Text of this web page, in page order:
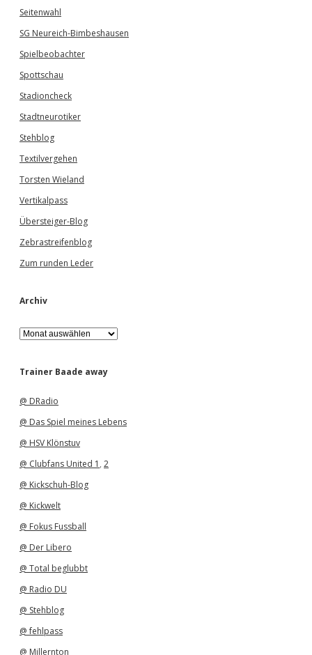
Seitenwahl
SG Neureich-Bimbeshausen
Spielbeobachter
Spottschau
Stadioncheck
Stadtneurotiker
Stehblog
Textilvergehen
Torsten Wieland
Vertikalpass
Übersteiger-Blog
Zebrastreifenblog
Zum runden Leder
Archiv
A
r
h
Trainer Baade away
@ DRadio
@ Das Spiel meines Lebens
@ HSV Klönstuv
@ Clubfans United 1 , 2
@ Kickschuh-Blog
@ Kickwelt
@ Fokus Fussball
@ Der Libero
@ Total beglubbt
@ Radio DU
@ Stehblog
@ fehlpass
@ Millernton